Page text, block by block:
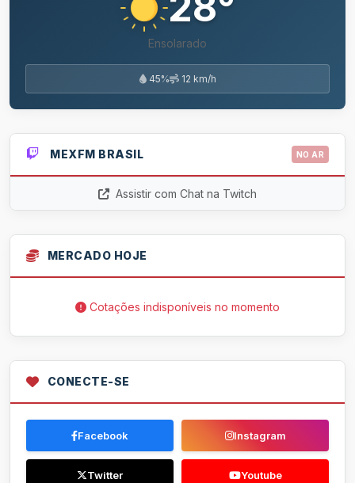
Ensolarado
45% 12 km/h
MEXFM BRASIL NO AR
Assistir com Chat na Twitch
MERCADO HOJE
Cotações indisponíveis no momento
CONECTE-SE
Facebook Instagram
Twitter Youtube